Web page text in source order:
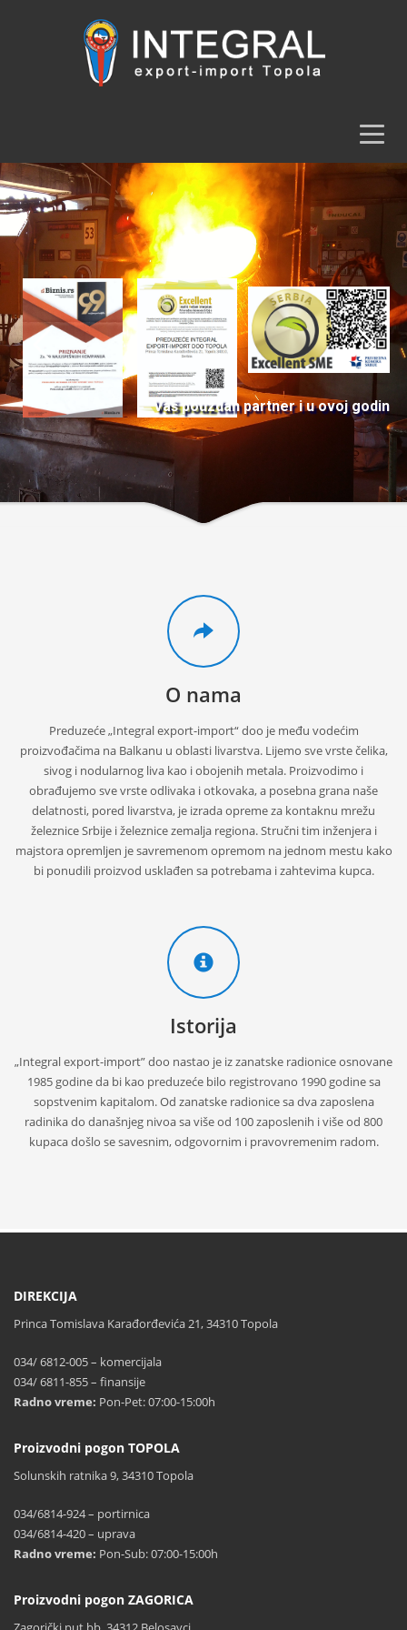
Vaš pouzdan partner i u ovoj godini
O nama
Preduzeće „Integral export-import“ doo je među vodećim
proizvođačima na Balkanu u oblasti livarstva. Lijemo sve vrste čelika,
sivog i nodularnog liva kao i obojenih metala. Proizvodimo i
obrađujemo sve vrste odlivaka i otkovaka, a posebna grana naše
delatnosti, pored livarstva, je izrada opreme za kontaknu mrežu
železnice Srbije i železnice zemalja regiona. Stručni tim inženjera i
majstora opremljen je savremenom opremom na jednom mestu kako
bi ponudili proizvod usklađen sa potrebama i zahtevima kupca.
Istorija
„Integral export-import” doo nastao je iz zanatske radionice osnovane
1985 godine da bi kao preduzeće bilo registrovano 1990 godine sa
sopstvenim kapitalom. Od zanatske radionice sa dva zaposlena
radinika do današnjeg nivoa sa više od 100 zaposlenih i više od 800
kupaca došlo se savesnim, odgovornim i pravovremenim radom.
DIREKCIJA
Princa Tomislava Karađorđevića 21, 34310 Topola
034/ 6812-005 – komercijala
034/ 6811-855 – finansije
Radno vreme: Pon-Pet: 07:00-15:00h
Proizvodni pogon TOPOLA
Solunskih ratnika 9, 34310 Topola
034/6814-924 – portirnica
034/6814-420 – uprava
Radno vreme: Pon-Sub: 07:00-15:00h
Proizvodni pogon ZAGORICA